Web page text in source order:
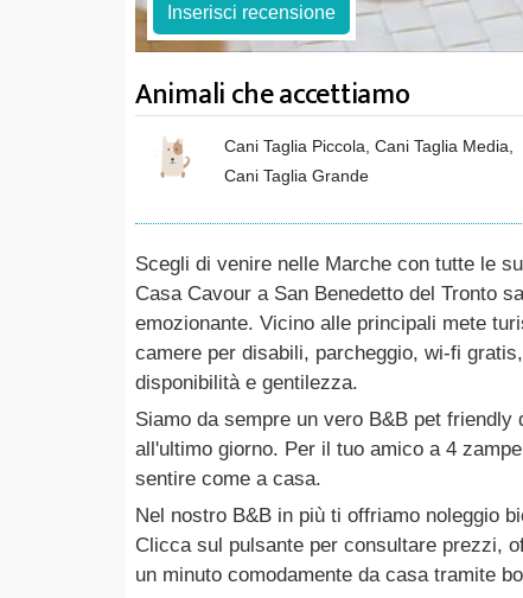
Inserisci recensione
Animali che accettiamo
Cani Taglia Piccola, Cani Taglia Media,
Cani Taglia Grande
Scegli di venire nelle Marche con tutte le
Casa Cavour a San Benedetto del Tronto
emozionante. Vicino alle principali mete
camere per disabili, parcheggio, wi-fi
disponibilità e gentilezza.
Siamo da sempre un vero B&B pet
all'ultimo giorno. Per il tuo amico a 4
sentire come a casa.
Nel nostro B&B in più ti offriamo noleggio
Clicca sul pulsante per consultare prezzi,
un minuto comodamente da casa tramite